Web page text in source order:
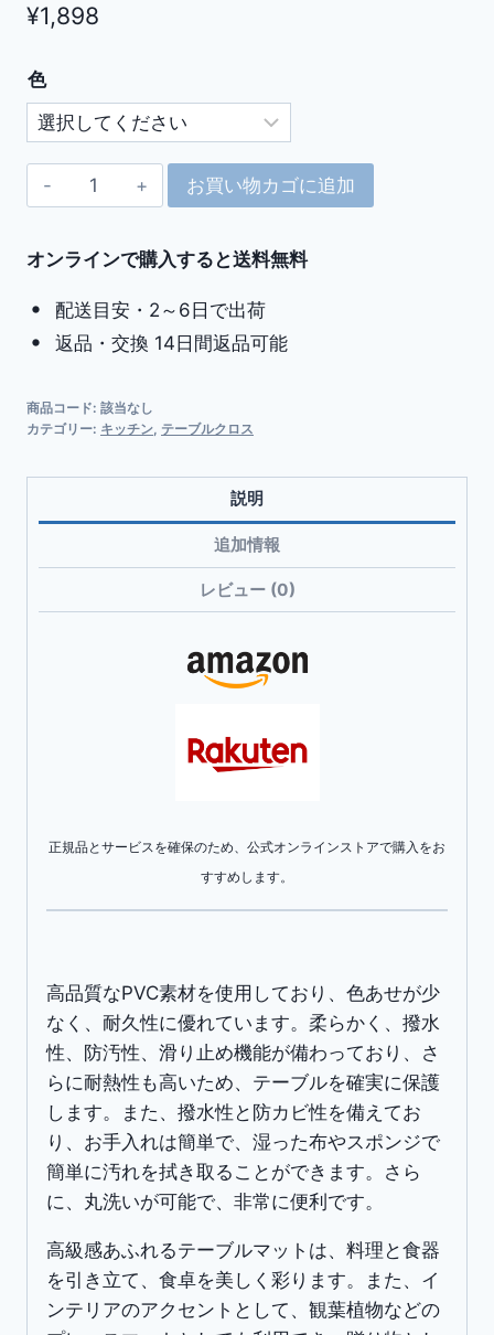
¥1,898
色
REDREAM
ラ
チ
ョ
ン
マ
ト
バ
ブ
り
止
め
お
手
入
れ
水
洗
い
お買い物カゴに追加
オンラインで購入すると送料無料
配送目安・2～6日で出荷
返品・交換 14日間返品可能
商品コード: 該当なし
カテゴリー: キッチン テーブルクロス
説明
追加情報
レビュー (0)
正規品とサービスを確保のため、公式オンラインストアで購入をお
すすめします。
高品質なPVC素材を使用しており、色あせが少
なく、耐久性に優れています。柔らかく、撥水
性、防汚性、滑り止め機能が備わっており、さ
らに耐熱性も高いため、テーブルを確実に保護
します。また、撥水性と防カビ性を備えてお
り、お手入れは簡単で、湿った布やスポンジで
簡単に汚れを拭き取ることができます。さら
に、丸洗いが可能で、非常に便利です。
高級感あふれるテーブルマットは、料理と食器
を引き立て、食卓を美しく彩ります。また、イ
ンテリアのアクセントとして、観葉植物などの